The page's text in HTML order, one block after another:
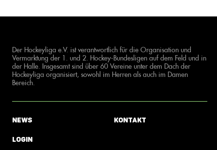
Der Hockeyliga e.V. ist verantwortlich für die Organisation und
Vermarktung der 1. und 2. Hockey-Bundesligen auf dem Feld und in
der Halle. Insgesamt sind über 60 Vereine unter dem Dach der
Hockeyliga organisiert, sowohl im Herren als auch im Damen
Bereich.
News
Login
Kontakt